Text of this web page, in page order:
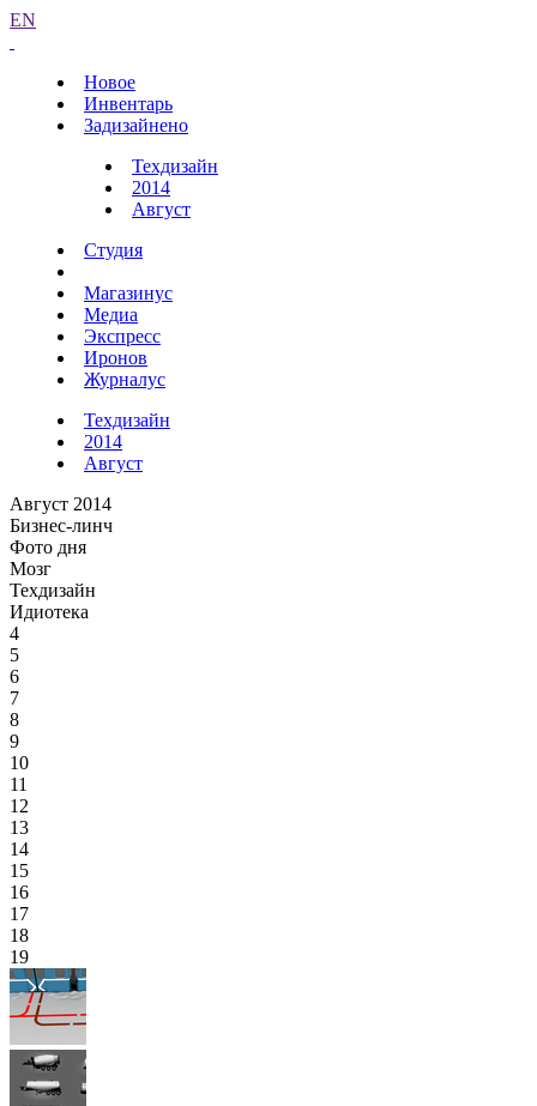
EN
Новое
Инвентарь
Задизайнено
Техдизайн
2014
Август
Студия
Магазинус
Медиа
Экспресс
Иронов
Журналус
Техдизайн
2014
Август
Август 2014
Бизнес-линч
Фото дня
Мозг
Техдизайн
Идиотека
4
5
6
7
8
9
10
11
12
13
14
15
16
17
18
19